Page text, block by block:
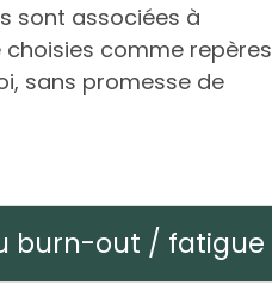
sont associées à
choisies comme repères
sans promesse de
burn-out / fatigue